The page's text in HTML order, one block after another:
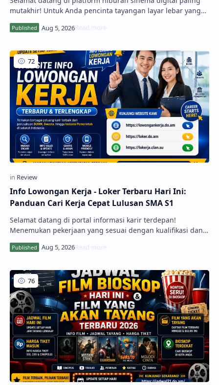
mutakhir! Untuk Anda pencinta tayangan layar lebar yang
mendambakan kenyamanan menonton tanpa batasan,
hadirnya Website Nonton Film Streaming Download Movie
Info Lowongan Kerja - Loker Terbaru Hari Ini:
Panduan Cari Kerja Cepat Lulusan SMA S1
Selamat datang di portal informasi karir terdepan!
Menemukan pekerjaan yang sesuai dengan kualifikasi dan
ulasan Info Lowongan Kerja - Loker Terbaru Hari ini, kami